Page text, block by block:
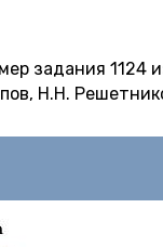
задания 1124
Н.Н.